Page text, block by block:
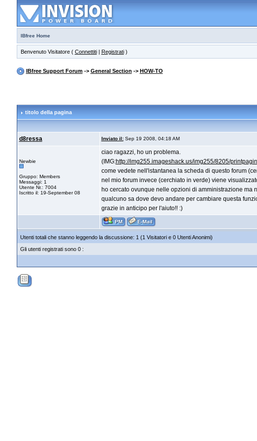
IBfree Home
Benvenuto Visitatore ( Connettiti| Registrati)
IBfree Support Forum-> General Section -> HOW-TO
titolo della pagina
d8ressa Inviato il:Sep 19 2008, 04:18 AM
Newbie
Gruppo: Members
Messaggi: 1
Utente Nr.: 7004
Iscritto il: 19-September 08
ciao ragazzi, ho un problema.
(IMG:http://img255.imageshack.us/img255/8205/
come vedete nell'istantanea la scheda di questo forum
nel mio forum invece (cerchiato in verde) viene
ho cercato ovunque nelle opzioni di amministrazione ma
qualcuno sa dove devo andare per cambiare questa
grazie in anticipo per l'aiuto!! :)
Utenti totali che stanno leggendo la discussione: 1 (1 Visitatori e 0 Utenti Anonimi)
Gli utenti registrati sono 0 :